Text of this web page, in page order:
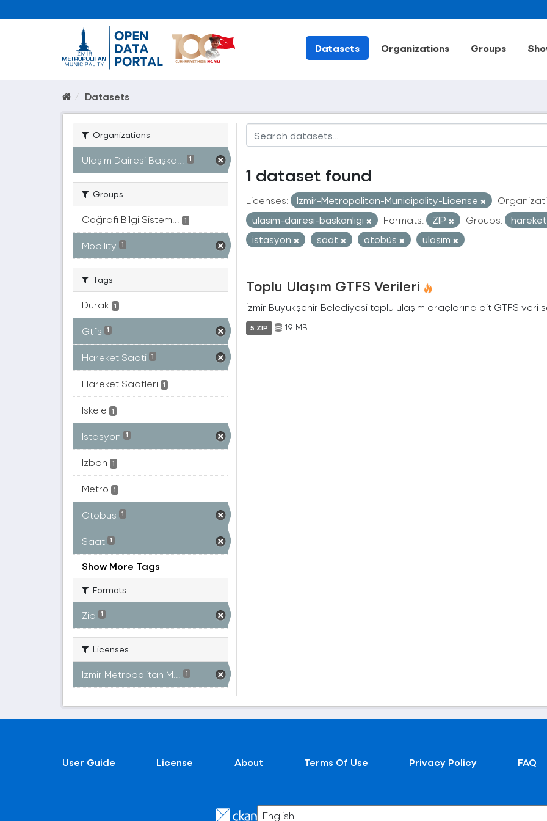
Datasets Organizations Groups
Datasets
Organizations
Ulaşım Dairesi Başka... 1
Groups
Coğrafi Bilgi Sistem... 1
Mobility 1
Tags
Durak 1
Gtfs 1
Hareket Saati 1
Hareket Saatleri 1
Iskele 1
Istasyon 1
Izban 1
Metro 1
Otobüs 1
Saat 1
Show More Tags
Formats
Zip 1
Licenses
Izmir Metropolitan M... 1
1 dataset found
Licenses: Izmir-Metropolitan-Municipality-License
ulasim-dairesi-baskanligi
Formats: ZIP Groups:
istasyon
saat otobüs ulaşım
Toplu Ulaşım GTFS Verileri
İzmir Büyükşehir Belediyesi toplu ulaşım araçlarına ait GTFS veri
5 ZIP 19 MB
User Guide License About Terms Of Use Privacy Policy FAQ